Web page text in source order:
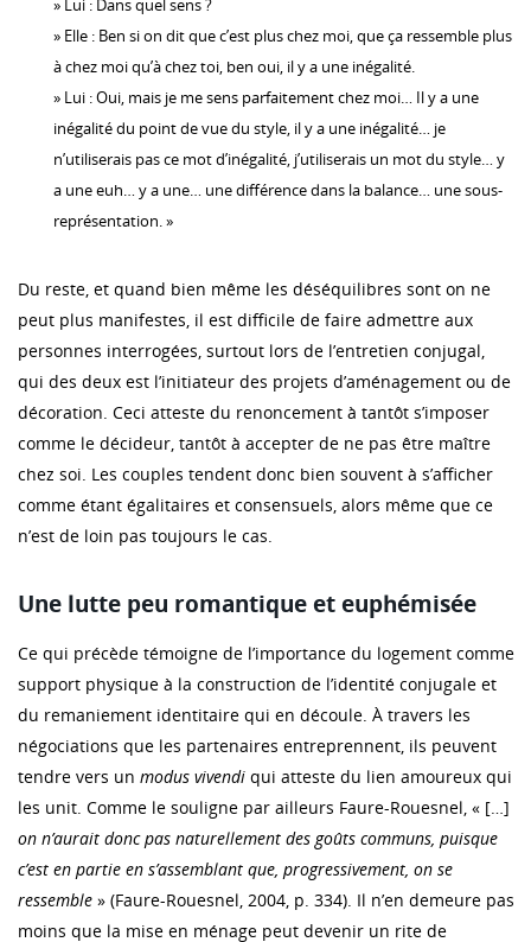
» Lui : Dans quel sens ?
» Elle : Ben si on dit que c’est plus chez moi, que ça ressemble plus
à chez moi qu’à chez toi, ben oui, il y a une inégalité.
» Lui : Oui, mais je me sens parfaitement chez moi… Il y a une
inégalité du point de vue du style, il y a une inégalité… je
n’utiliserais pas ce mot d’inégalité, j’utiliserais un mot du style… y
a une euh… y a une… une différence dans la balance… une sous-
représentation. »
Du reste, et quand bien même les déséquilibres sont on ne
peut plus manifestes, il est difficile de faire admettre aux
personnes interrogées, surtout lors de l’entretien conjugal,
qui des deux est l’initiateur des projets d’aménagement ou de
décoration. Ceci atteste du renoncement à tantôt s’imposer
comme le décideur, tantôt à accepter de ne pas être maître
chez soi. Les couples tendent donc bien souvent à s’afficher
comme étant égalitaires et consensuels, alors même que ce
n’est de loin pas toujours le cas.
Une lutte peu romantique et euphémisée
Ce qui précède témoigne de l’importance du logement comme
support physique à la construction de l’identité conjugale et
du remaniement identitaire qui en découle. À travers les
négociations que les partenaires entreprennent, ils peuvent
tendre vers un modus vivendi qui atteste du lien amoureux qui
les unit. Comme le souligne par ailleurs Faure-Rouesnel, « […]
on n’aurait donc pas naturellement des goûts communs, puisque
c’est en partie en s’assemblant que, progressivement, on se
ressemble » (Faure-Rouesnel, 2004, p. 334). Il n’en demeure pas
moins que la mise en ménage peut devenir un rite de